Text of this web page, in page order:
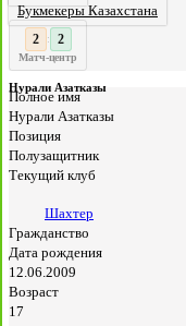
Букмекеры Казахстана
3
:
Матч-центр
Нурали Азатказы
Полное имя
Нурали Азатказы
Позиция
Полузащитник
Текущий клуб
Шахтер
Гражданство
Дата рождения
12.06.2009
Возраст
17